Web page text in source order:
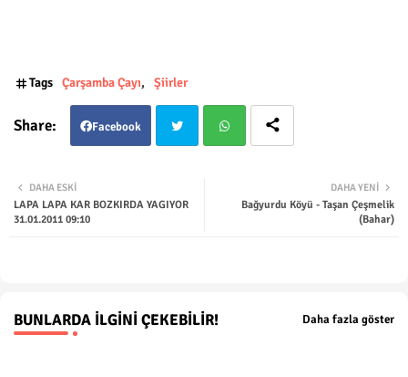
Tags Çarşamba Çayı Şiirler
Facebook
ter
DAHA YENI
Bağyurdu Köyü - Taşan Çeşmelik
(Bahar)
DAHA ESKI
LAPA LAPA KAR BOZKIRDA YAGIYOR
31.01.2011 09:10
BUNLARDA İLGINI ÇEKEBILIR! Daha fazla göster